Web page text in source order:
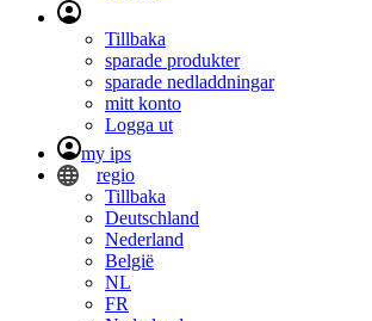
Tillbaka
sparade produkter
sparade nedladdningar
mitt konto
Logga ut
my ips
regio
Tillbaka
Deutschland
Nederland
België
NL
FR